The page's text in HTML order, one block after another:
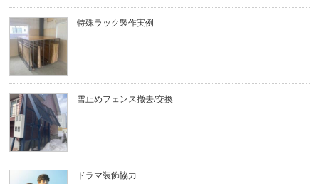
特殊ラック製作実例
雪止めフェンス撤去/交換
ドラマ装飾協力